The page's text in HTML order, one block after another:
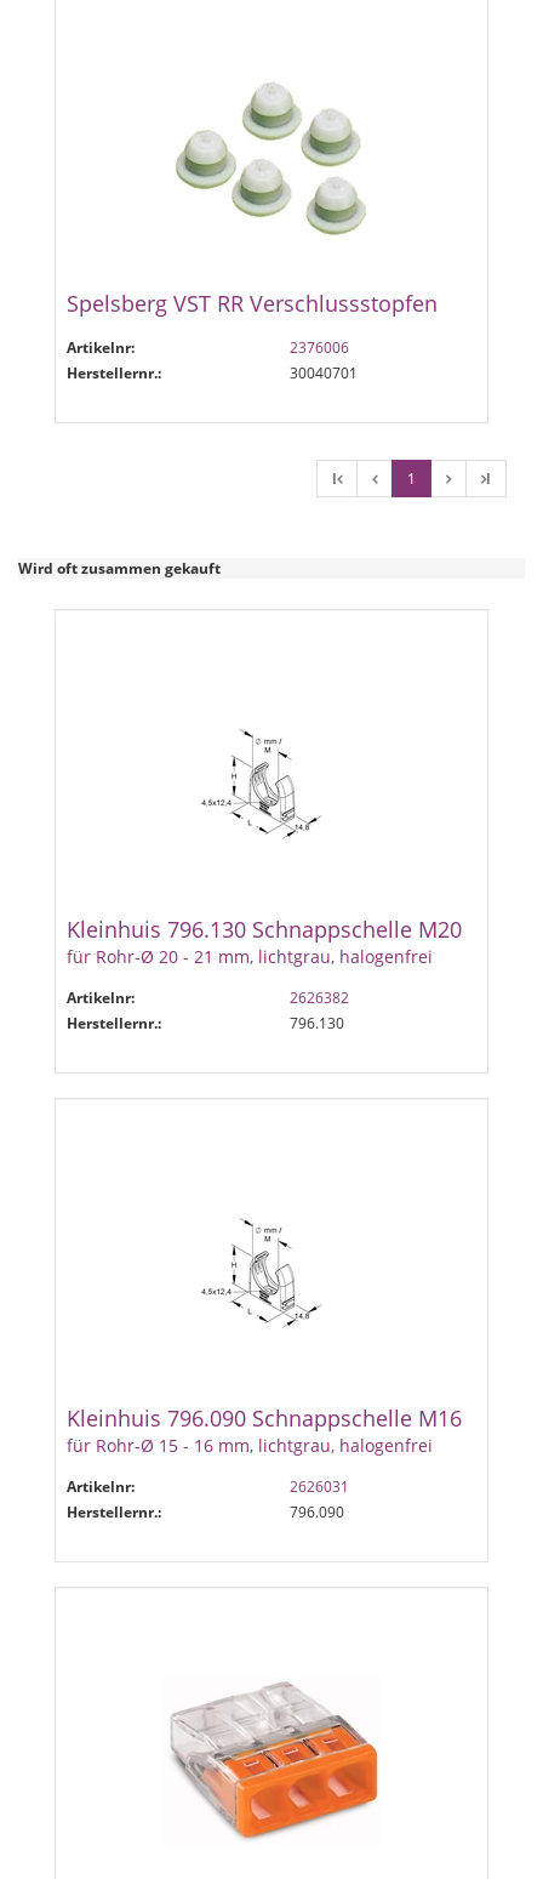
Spelsberg VST RR Verschlussstopfen
Artikelnr:
2376006
Herstellernr.:
30040701
l 1 l
Wird oft zusammen gekauft
Kleinhuis 796.130 Schnappschelle M20
für Rohr-Ø 20 - 21 mm, lichtgrau, halogenfrei
Artikelnr:
2626382
Herstellernr.:
796.130
Kleinhuis 796.090 Schnappschelle M16
für Rohr-Ø 15 - 16 mm, lichtgrau, halogenfrei
Artikelnr:
2626031
Herstellernr.:
796.090